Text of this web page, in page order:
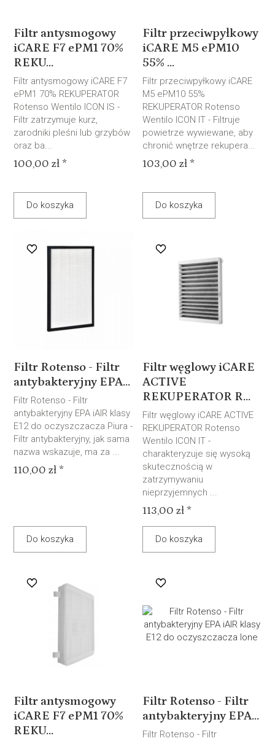
Filtr antysmogowy
iCARE F7 ePM1 70%
REKU...
Filtr antysmogowy iCARE F7
ePM1 70% REKUPERATOR
Rotenso Wentilo ICON IS -
Filtr zatrzymuje kurz,
zarodniki pleśni lub grzybów
oraz ba...
100,00 zł *
Do koszyka
Filtr przeciwpyłkowy
iCARE M5 ePM10
55% ...
Filtr przeciwpyłkowy iCARE
M5 ePM10 55%
REKUPERATOR Rotenso
Wentilo ICON IT - Filtruje
powietrze wywiewane, aby
chronić wnętrze rekupera...
103,00 zł *
Do koszyka
Filtr Rotenso - Filtr
antybakteryjny EPA...
Filtr Rotenso - Filtr
antybakteryjny EPA iAIR klasy
E12 do oczyszczacza Piura -
Filtr antybakteryjny, jak sama
nazwa wskazuje, ma za ...
110,00 zł *
Do koszyka
Filtr węglowy iCARE
ACTIVE
REKUPERATOR R...
Filtr węglowy iCARE ACTIVE
REKUPERATOR Rotenso
Wentilo ICON IT -
charakteryzuje się wysoką
skutecznością w
zatrzymywaniu
nieprzyjemnych ...
113,00 zł *
Do koszyka
Filtr antysmogowy
iCARE F7 ePM1 70%
REKU...
Filtr Rotenso - Filtr
antybakteryjny EPA...
Filtr Rotenso - Filtr